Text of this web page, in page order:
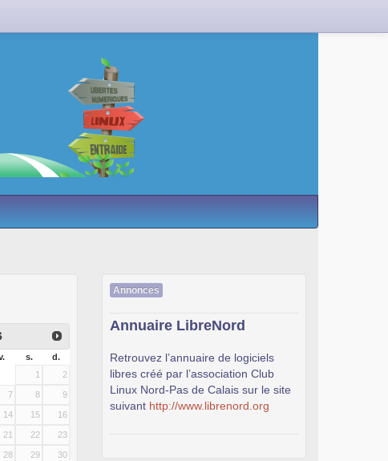
s.
d.
1
2
7 8 9
14 15 16
21 22 23
28 29 30
Annonces
Annuaire LibreNord
Retrouvez l’annuaire de logiciels
libres créé par l’association Club
Linux Nord-Pas de Calais sur le site
suivant http://www.librenord.org